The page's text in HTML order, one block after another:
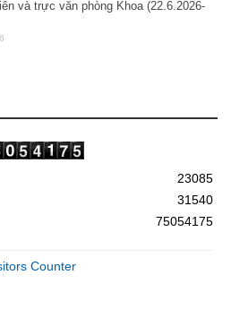
và trực văn phòng Khoa (22.6.2026-
23085
31540
75054175
Counter